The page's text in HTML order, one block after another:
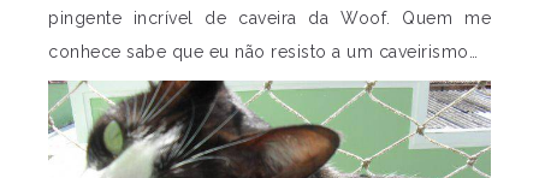
pingente incrível de caveira da Woof. Quem me
conhece sabe que eu não resisto a um caveirismo…